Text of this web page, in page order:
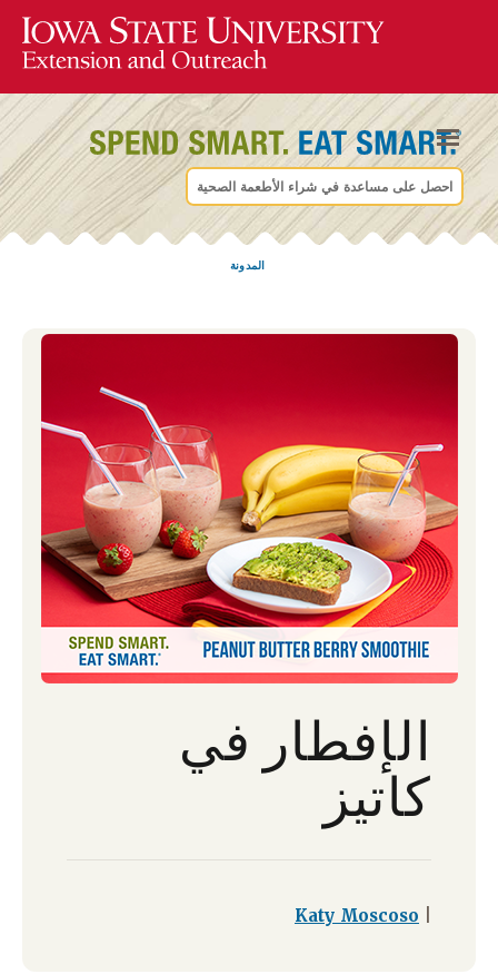
احصل على مساعدة في شراء الأطعمة الصحية
المدونة
الإفطار في
كاتيز
Katy Moscoso